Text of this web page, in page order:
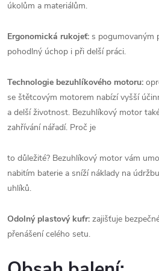
úkolům a materiálům.
Ergonomická rukojeť: s pogumovaným
pohodlný úchop i při delší práci.
Technologie bezuhlíkového motoru:
se štětcovým motorem nabízí vyšší
a delší životnost. Bezuhlíkový motor
zahřívání nářadí. Proč je
to důležité? Bezuhlíkový motor vám
nabitím baterie a sníží náklady na
uhlíků.
Odolný plastový kufr: zajišťuje
přenášení celého setu.